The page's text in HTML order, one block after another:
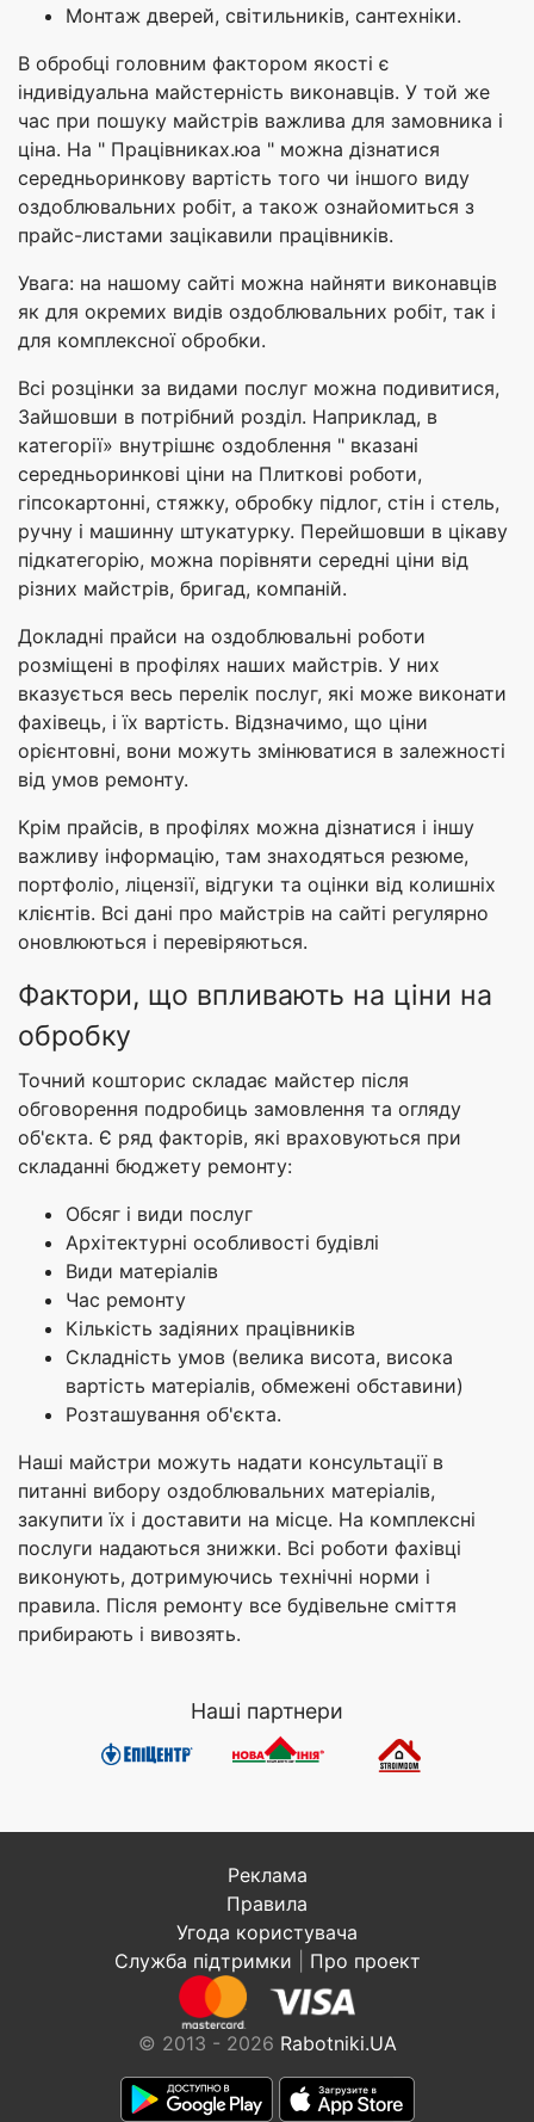
Монтаж дверей, світильників, сантехніки.
В обробці головним фактором якості є
індивідуальна майстерність виконавців. У той же
час при пошуку майстрів важлива для замовника і
ціна. На " Працівниках.юа " можна дізнатися
середньоринкову вартість того чи іншого виду
оздоблювальних робіт, а також ознайомиться з
прайс-листами зацікавили працівників.
Увага: на нашому сайті можна найняти виконавців
як для окремих видів оздоблювальних робіт, так і
для комплексної обробки.
Всі розцінки за видами послуг можна подивитися,
Зайшовши в потрібний розділ. Наприклад, в
категорії» внутрішнє оздоблення " вказані
середньоринкові ціни на Плиткові роботи,
гіпсокартонні, стяжку, обробку підлог, стін і стель,
ручну і машинну штукатурку. Перейшовши в цікаву
підкатегорію, можна порівняти середні ціни від
різних майстрів, бригад, компаній.
Докладні прайси на оздоблювальні роботи
розміщені в профілях наших майстрів. У них
вказується весь перелік послуг, які може виконати
фахівець, і їх вартість. Відзначимо, що ціни
орієнтовні, вони можуть змінюватися в залежності
від умов ремонту.
Крім прайсів, в профілях можна дізнатися і іншу
важливу інформацію, там знаходяться резюме,
портфоліо, ліцензії, відгуки та оцінки від колишніх
клієнтів. Всі дані про майстрів на сайті регулярно
оновлюються і перевіряються.
Фактори, що впливають на ціни на
обробку
Точний кошторис складає майстер після
обговорення подробиць замовлення та огляду
об'єкта. Є ряд факторів, які враховуються при
складанні бюджету ремонту:
Обсяг і види послуг
Архітектурні особливості будівлі
Види матеріалів
Час ремонту
Кількість задіяних працівників
Складність умов (велика висота, висока
вартість матеріалів, обмежені обставини)
Розташування об'єкта.
Наші майстри можуть надати консультації в
питанні вибору оздоблювальних матеріалів,
закупити їх і доставити на місце. На комплексні
послуги надаються знижки. Всі роботи фахівці
виконують, дотримуючись технічні норми і
правила. Після ремонту все будівельне сміття
прибирають і вивозять.
Наші партнери
Реклама
Правила
Угода користувача
Служба підтримки
Про проект
© 2013 - 2026 Rabotniki.UA